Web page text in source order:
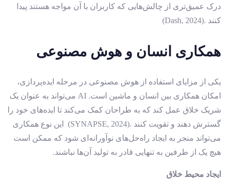
درک عمیق‌تری از چالش‌هایی که کاربران با آن مواجه هستند پیدا
کنند .(Dash, 2024)
همکاری انسان و هوش مصنوعی
یکی از مزایای استفاده از هوش مصنوعی در مرحله ایده‌پردازی،
امکان همکاری بین انسان و ماشین است. AI می‌تواند به عنوان یک
شریک خلاق عمل کند که به طراحان کمک می‌کند تا ایده‌های خود را
گسترش دهند و تقویت کنند .(SYNAPSE, 2024) این نوع همکاری
می‌تواند منجر به ایجاد راه‌حل‌های نوآورانه‌ای شود که ممکن است
هیچ یک از طرفین به تنهایی قادر به تولید آن‌ها نباشند.
ایجاد محیط خلاق